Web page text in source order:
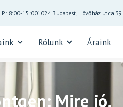
P: 8:00-15:001024 Budapest, Lövőház utca 39.
Rólunk Áraink
Mire jó,